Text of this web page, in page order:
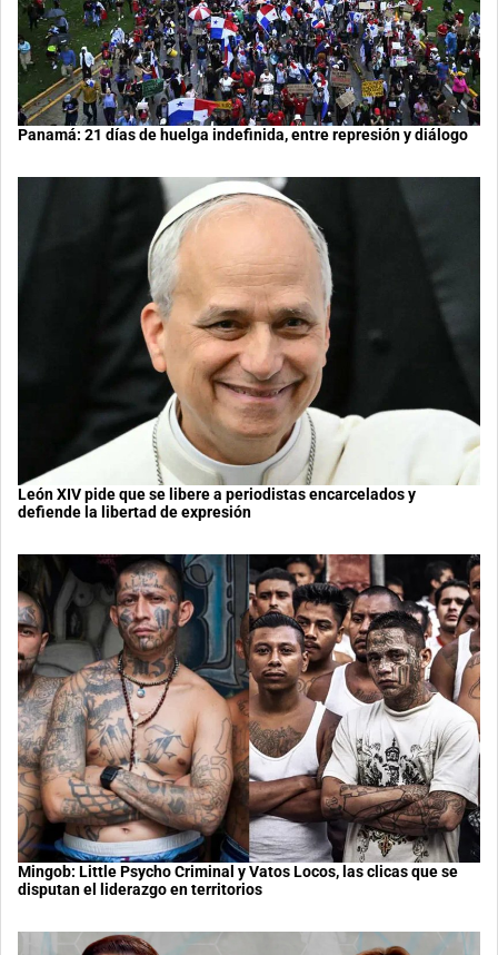
Panamá: 21 días de huelga indefinida, entre represión y diálogo
León XIV pide que se libere a periodistas encarcelados y
defiende la libertad de expresión
Mingob: Little Psycho Criminal y Vatos Locos, las clicas que se
disputan el liderazgo en territorios